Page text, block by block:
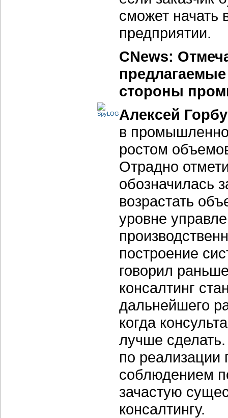
сможет начать
предприятии.
CNews:
стороны
Алексей
в
ростом
Отрадно
обозначилась
возрастать
уровне
построение
говорил
консалтинг
дальнейшего
когда
лучше
по
соблюдением
зачастую
консалтингу.